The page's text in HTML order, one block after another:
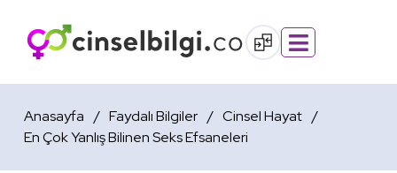
Anasayfa Faydalı Bilgiler
Cinsel Hayat
En Çok Yanlış Bilinen Seks Efsaneleri